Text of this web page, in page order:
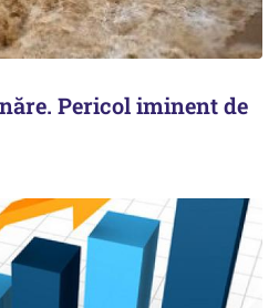
Pericol iminent de